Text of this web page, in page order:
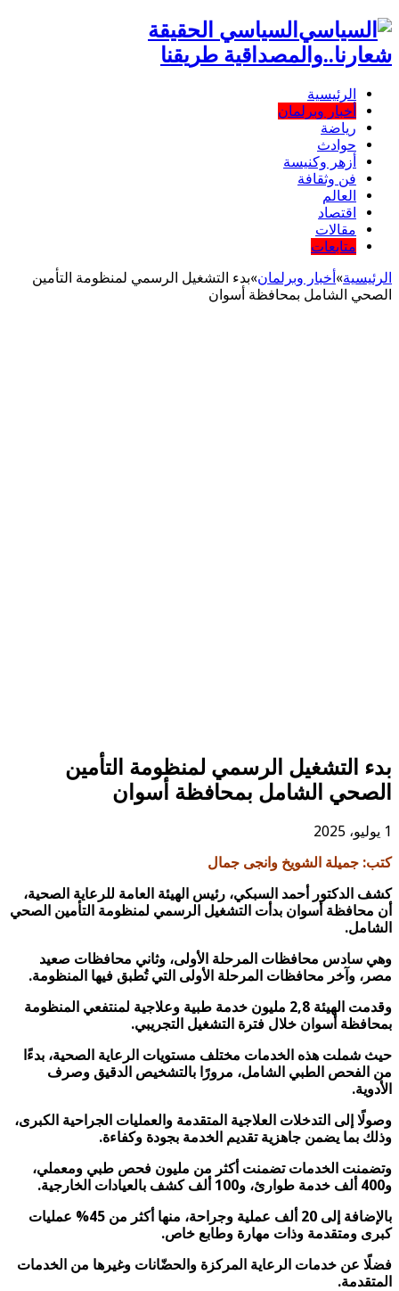
السياسي الحقيقة
شعارنا..والمصداقية طريقنا
الرئيسية
أخبار وبرلمان
رياضة
حوادث
أزهر وكنيسة
فن وثقافة
العالم
اقتصاد
مقالات
متابعات
الرئيسية»أخبار وبرلمان»بدء التشغيل الرسمي لمنظومة التأمين
الصحي الشامل بمحافظة أسوان
بدء التشغيل الرسمي لمنظومة التأمين
الصحي الشامل بمحافظة أسوان
1 يوليو، 2025
كتب: جميلة الشويخ وانجى جمال
كشف الدكتور أحمد السبكي، رئيس الهيئة العامة للرعاية الصحية،
أن محافظة أسوان بدأت التشغيل الرسمي لمنظومة التأمين الصحي
الشامل.
وهي سادس محافظات المرحلة الأولى، وثاني محافظات صعيد
مصر، وآخر محافظات المرحلة الأولى التي تُطبق فيها المنظومة.
وقدمت الهيئة 2,8 مليون خدمة طبية وعلاجية لمنتفعي المنظومة
بمحافظة أسوان خلال فترة التشغيل التجريبي.
حيث شملت هذه الخدمات مختلف مستويات الرعاية الصحية، بدءًا
من الفحص الطبي الشامل، مرورًا بالتشخيص الدقيق وصرف
الأدوية.
وصولًا إلى التدخلات العلاجية المتقدمة والعمليات الجراحية الكبرى،
وذلك بما يضمن جاهزية تقديم الخدمة بجودة وكفاءة.
وتضمنت الخدمات تضمنت أكثر من مليون فحص طبي ومعملي،
و400 ألف خدمة طوارئ، و100 ألف كشف بالعيادات الخارجية.
بالإضافة إلى 20 ألف عملية وجراحة، منها أكثر من 45% عمليات
كبرى ومتقدمة وذات مهارة وطابع خاص.
فضلًا عن خدمات الرعاية المركزة والحضّانات وغيرها من الخدمات
المتقدمة.